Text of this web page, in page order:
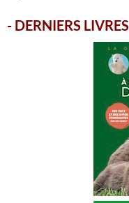
- DERNIERS LIVRES